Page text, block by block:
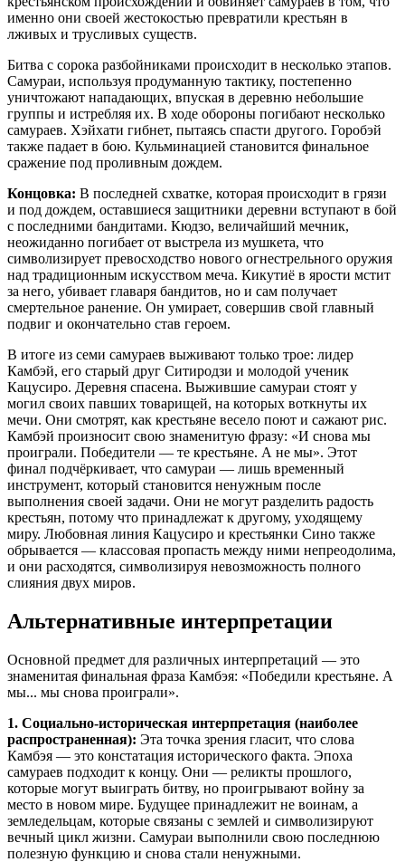
именно они своей жестокостью превратили крестьян в
лживых и трусливых существ.
Битва с сорока разбойниками происходит в несколько этапов.
Самураи, используя продуманную тактику, постепенно
уничтожают нападающих, впуская в деревню небольшие
группы и истребляя их. В ходе обороны погибают несколько
самураев. Хэйхати гибнет, пытаясь спасти другого. Горобэй
также падает в бою. Кульминацией становится финальное
сражение под проливным дождем.
Концовка: В последней схватке, которая происходит в грязи
и под дождем, оставшиеся защитники деревни вступают в бой
с последними бандитами. Кюдзо, величайший мечник,
неожиданно погибает от выстрела из мушкета, что
символизирует превосходство нового огнестрельного оружия
над традиционным искусством меча. Кикутиё в ярости мстит
за него, убивает главаря бандитов, но и сам получает
смертельное ранение. Он умирает, совершив свой главный
подвиг и окончательно став героем.
В итоге из семи самураев выживают только трое: лидер
Камбэй, его старый друг Ситиродзи и молодой ученик
Кацусиро. Деревня спасена. Выжившие самураи стоят у
могил своих павших товарищей, на которых воткнуты их
мечи. Они смотрят, как крестьяне весело поют и сажают рис.
Камбэй произносит свою знаменитую фразу: «И снова мы
проиграли. Победители — те крестьяне. А не мы». Этот
финал подчёркивает, что самураи — лишь временный
инструмент, который становится ненужным после
выполнения своей задачи. Они не могут разделить радость
крестьян, потому что принадлежат к другому, уходящему
миру. Любовная линия Кацусиро и крестьянки Сино также
обрывается — классовая пропасть между ними непреодолима,
и они расходятся, символизируя невозможность полного
слияния двух миров.
Альтернативные интерпретации
Основной предмет для различных интерпретаций — это
знаменитая финальная фраза Камбэя: «Победили крестьяне. А
мы... мы снова проиграли».
1. Социально-историческая интерпретация (наиболее
распространенная): Эта точка зрения гласит, что слова
Камбэя — это констатация исторического факта. Эпоха
самураев подходит к концу. Они — реликты прошлого,
которые могут выиграть битву, но проигрывают войну за
место в новом мире. Будущее принадлежит не воинам, а
земледельцам, которые связаны с землей и символизируют
вечный цикл жизни. Самураи выполнили свою последнюю
полезную функцию и снова стали ненужными.